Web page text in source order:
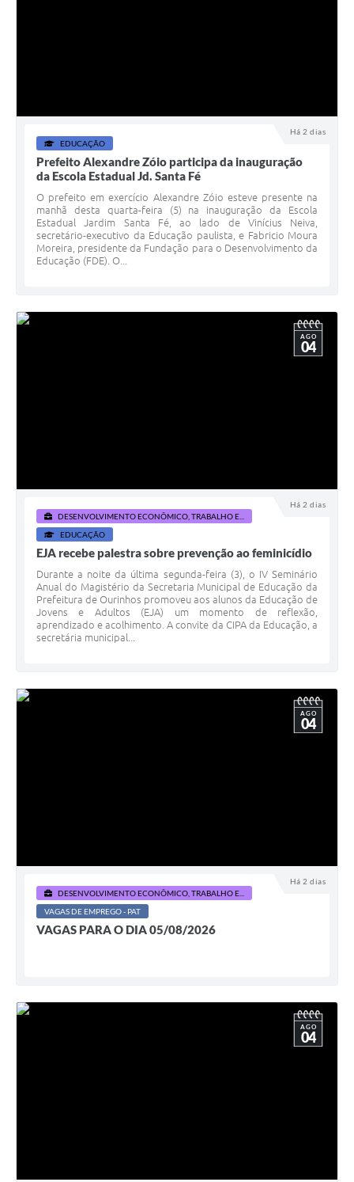
Há 2 dias
EDUCAÇÃO
Prefeito Alexandre Zóio participa da inauguração
da Escola Estadual Jd. Santa Fé
O prefeito em exercício Alexandre Zóio esteve presente na
manhã desta quarta-feira (5) na inauguração da Escola
Estadual Jardim Santa Fé, ao lado de Vinícius Neiva,
secretário-executivo da Educação paulista, e Fabricio Moura
Moreira, presidente da Fundação para o Desenvolvimento da
Educação (FDE). O...
Há 2 dias
AGO
04
DESENVOLVIMENTO ECONÔMICO, TRABALHO E...
EDUCAÇÃO
EJA recebe palestra sobre prevenção ao feminicídio
Durante a noite da última segunda-feira (3), o IV Seminário
Anual do Magistério da Secretaria Municipal de Educação da
Prefeitura de Ourinhos promoveu aos alunos da Educação de
Jovens e Adultos (EJA) um momento de reflexão,
aprendizado e acolhimento. A convite da CIPA da Educação, a
secretária municipal...
Há 2 dias
AGO
04
DESENVOLVIMENTO ECONÔMICO, TRABALHO E...
VAGAS DE EMPREGO - PAT
VAGAS PARA O DIA 05/08/2026
AGO
04